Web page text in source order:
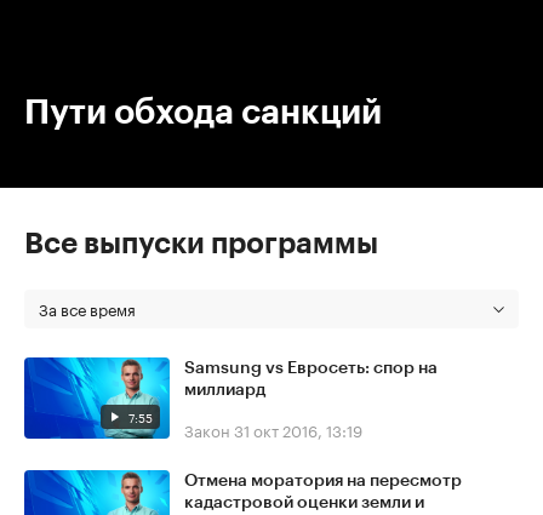
Пути обхода санкций
Все выпуски программы
За все время
7:55
Samsung vs Евросеть: спор на
миллиард
Закон 31 окт 2016, 13:19
Отмена моратория на пересмотр
кадастровой оценки земли и